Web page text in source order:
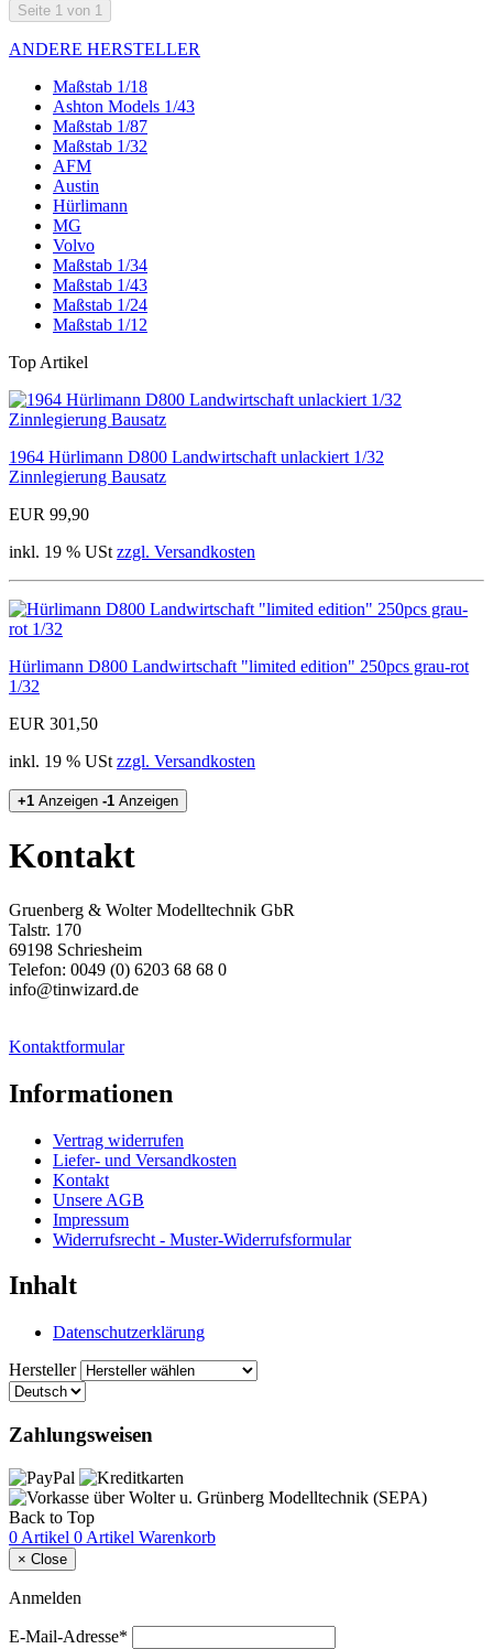
Seite 1 von 1
ANDERE HERSTELLER
Maßstab 1/18
Ashton Models 1/43
Maßstab 1/87
Maßstab 1/32
AFM
Austin
Hürlimann
MG
Volvo
Maßstab 1/34
Maßstab 1/43
Maßstab 1/24
Maßstab 1/12
Top Artikel
1964 Hürlimann D800 Landwirtschaft unlackiert 1/32
Zinnlegierung Bausatz
EUR 99,90
inkl. 19 % USt zzgl. Versandkosten
Hürlimann D800 Landwirtschaft "limited edition" 250pcs grau-rot
1/32
EUR 301,50
inkl. 19 % USt zzgl. Versandkosten
+1 Anzeigen -1 Anzeigen
Kontakt
Gruenberg & Wolter Modelltechnik GbR
Talstr. 170
69198 Schriesheim
Telefon: 0049 (0) 6203 68 68 0
info@tinwizard.de
Kontaktformular
Informationen
Vertrag widerrufen
Liefer- und Versandkosten
Kontakt
Unsere AGB
Impressum
Widerrufsrecht - Muster-Widerrufsformular
Inhalt
Datenschutzerklärung
Hersteller
Zahlungsweisen
Back to Top
0 Artikel 0 Artikel Warenkorb
× Close
Anmelden
E-Mail-Adresse*